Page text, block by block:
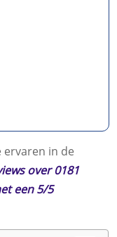
ervaren in de
over 0181
een 5/5